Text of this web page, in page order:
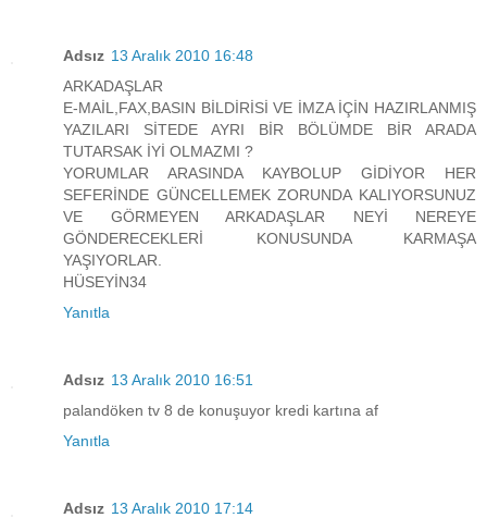
Adsız 13 Aralık 2010 16:48
ARKADAŞLAR
E-MAİL,FAX,BASIN BİLDİRİSİ VE İMZA İÇİN HAZIRLANMIŞ
YAZILARI SİTEDE AYRI BİR BÖLÜMDE BİR ARADA
TUTARSAK İYİ OLMAZMI ?
YORUMLAR ARASINDA KAYBOLUP GİDİYOR HER
SEFERİNDE GÜNCELLEMEK ZORUNDA KALIYORSUNUZ
VE GÖRMEYEN ARKADAŞLAR NEYİ NEREYE
GÖNDERECEKLERİ KONUSUNDA KARMAŞA
YAŞIYORLAR.
HÜSEYİN34
Yanıtla
Adsız 13 Aralık 2010 16:51
palandöken tv 8 de konuşuyor kredi kartına af
Yanıtla
Adsız 13 Aralık 2010 17:14